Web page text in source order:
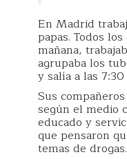
En Madrid
papas. Todos
mañana,
agrupaba los
y salía a las
Sus
según el medio
educado y
que pensaron
temas de drogas.